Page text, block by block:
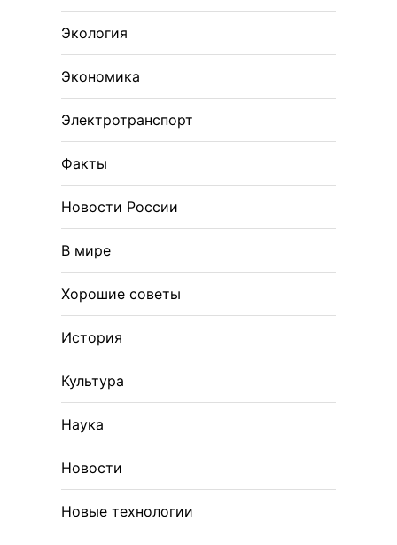
Экология
Экономика
Электротранспорт
Факты
Новости России
В мире
Хорошие советы
История
Культура
Наука
Новости
Новые технологии